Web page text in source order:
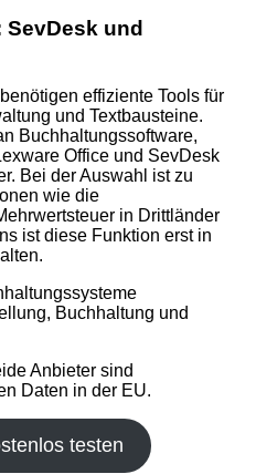
und
effiziente Tools für
und Textbausteine.
Buchhaltungssoftware,
Office und SevDesk
Bei der Auswahl ist zu
wie die
in Drittländer
ist diese Funktion erst in
Buchhaltung und
Anbieter sind
Daten in der EU.
testen